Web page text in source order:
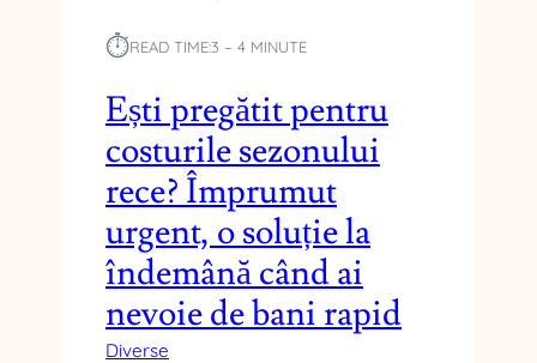
A
E
D
U
P
M
U
N
C
⏱︎READ TIME:3 – 4 MINUTE
Ești pregătit pentru
costurile sezonului
rece? Împrumut
urgent, o soluție la
îndemână când ai
nevoie de bani rapid
Diverse